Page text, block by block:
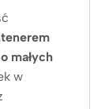
małych
w